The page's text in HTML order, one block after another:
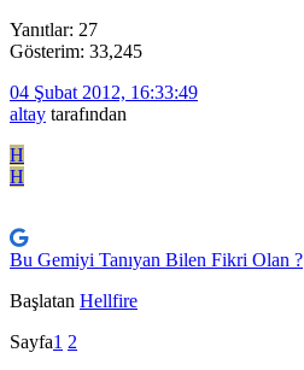
Yanıtlar: 27
Gösterim: 33,245
04 Şubat 2012, 16:33:49
altay tarafından
H
H
Bu Gemiyi Tanıyan Bilen Fikri Olan ?
Başlatan Hellfire
Sayfa1 2